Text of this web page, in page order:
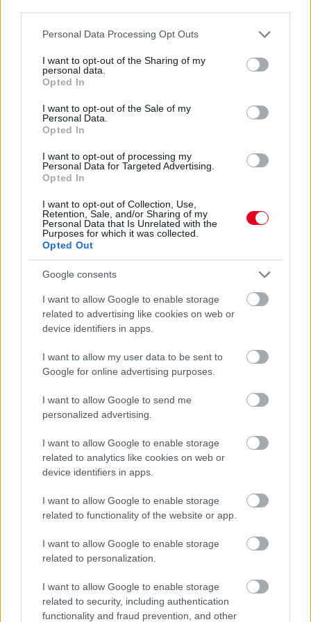
Please note that this website/app uses one or more Google
not limited to your visit or usage behaviour. You may click to
grant or deny consent to Google and its third-party tags to
use your data for below specified purposes in below Google
consent section.
Personal Data Processing Opt Outs
I want to opt-out of the Sharing of my
personal data.
Opted In
I want to opt-out of the Sale of my
Personal Data.
Opted In
I want to opt-out of processing my
Personal Data for Targeted Advertising.
Opted In
I want to opt-out of Collection, Use,
Retention, Sale, and/or Sharing of my
Personal Data that Is Unrelated with the
Purposes for which it was collected.
Opted Out
Google consents
I want to allow Google to enable storage
related to advertising like cookies on web or
device identifiers in apps.
I want to allow my user data to be sent to
Google for online advertising purposes.
I want to allow Google to send me
personalized advertising.
I want to allow Google to enable storage
related to analytics like cookies on web or
device identifiers in apps.
I want to allow Google to enable storage
related to functionality of the website or app.
I want to allow Google to enable storage
related to personalization.
I want to allow Google to enable storage
related to security, including authentication
functionality and fraud prevention, and other
Hallgasd meg a Formula Podcast
legfrissebb adását!
Kövess minket a Facebookon
Parc Fermé
1 órája
Hamarosan leáll az idei F1-es fejlesztésekkel a Cadillac